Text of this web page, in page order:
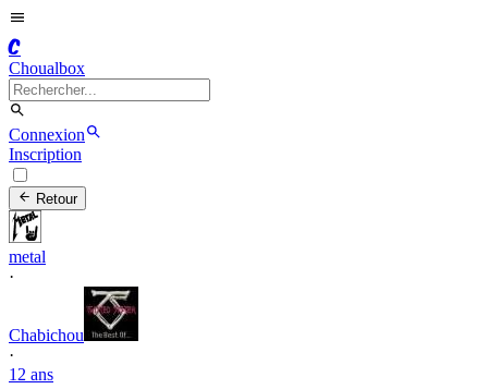
C
Choualbox
Connexion
Inscription
Retour
metal
·
Chabichou
·
12 ans